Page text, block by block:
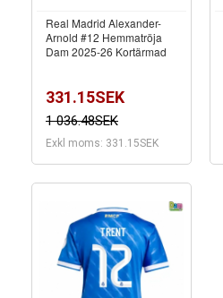
Real Madrid Alexander-
Arnold #12 Hemmatröja
Dam 2025-26 Kortärmad
331.15SEK
1 036.48SEK
Exkl moms: 331.15SEK